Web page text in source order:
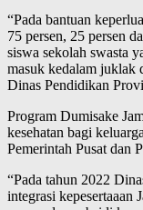
“Pada bantuan
75 persen, 25 persen
siswa sekolah swasta
masuk kedalam juklak
Dinas Pendidikan
Program Dumisake
kesehatan bagi
Pemerintah Pusat dan
“Pada tahun 2022
integrasi kepesertaaan